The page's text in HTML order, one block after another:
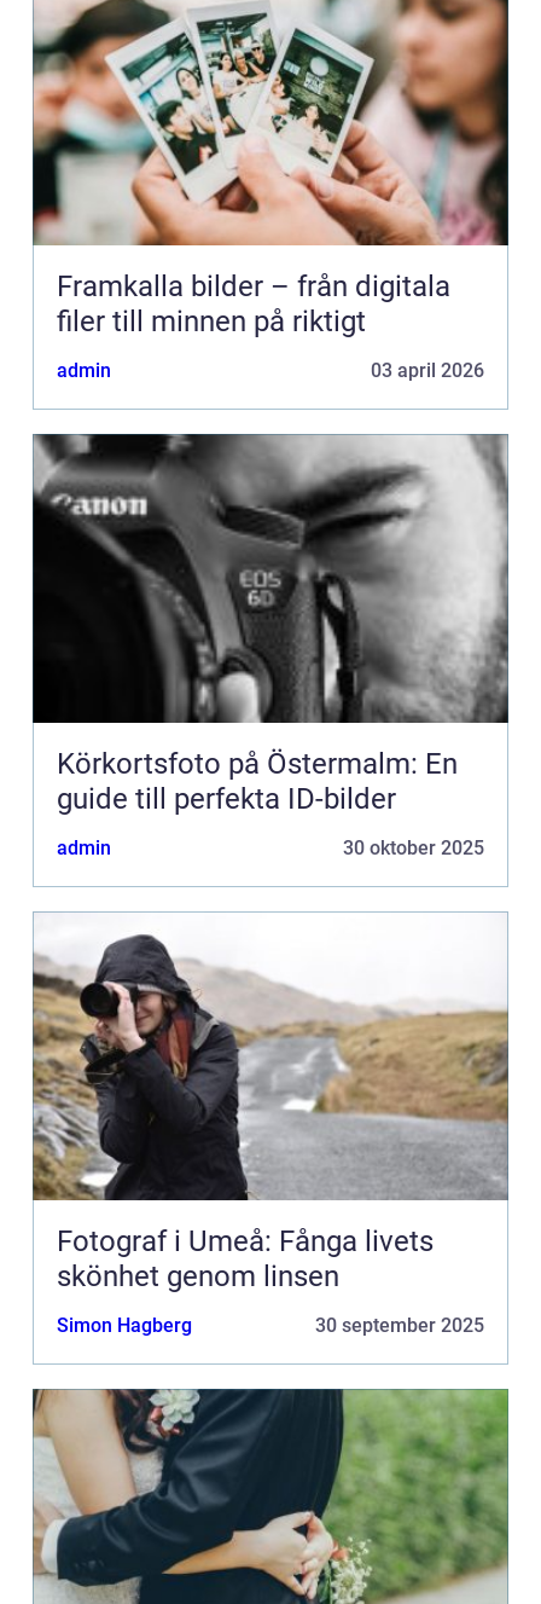
Framkalla bilder – från digitala
filer till minnen på riktigt
admin 03 april 2026
Körkortsfoto på Östermalm: En
guide till perfekta ID-bilder
admin 30 oktober 2025
Fotograf i Umeå: Fånga livets
skönhet genom linsen
Simon Hagberg 30 september 2025